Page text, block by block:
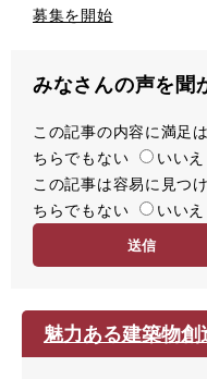
募集を開始
みなさんの声を聞
満
足
度
この記事の内容に満足
ちらでもない
いいえ
容
易
この記事は容易に見つ
ちらでもない
いいえ
魅力ある建築物創